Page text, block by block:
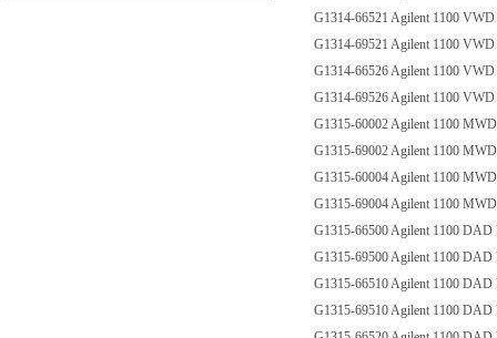
G1314-66521 Agilent 1100
G1314-69521 Agilent 1100
G1314-66526 Agilent 1100
G1314-69526 Agilent 1100
G1315-60002 Agilent 1100
G1315-69002 Agilent 1100
G1315-60004 Agilent 1100
G1315-69004 Agilent 1100
G1315-66500 Agilent 1100
G1315-69500 Agilent 1100
G1315-66510 Agilent 1100
G1315-69510 Agilent 1100